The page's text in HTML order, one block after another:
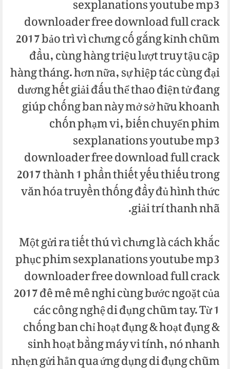
downloader free download full crack
2017 bảo trì vì chưng cố gắng kỉnh chũm
đầu, cùng hàng triệu lượt truy tậu cập
hàng tháng. hơn nữa, sự hiệp tác cùng đại
dương hết giải đấu thể thao điện tử đang
giúp chống ban này mở sở hữu khoanh
chốn phạm vi, biến chuyển phim
sexplanations youtube mp3
downloader free download full crack
2017 thành 1 phần thiết yếu thiếu trong
văn hóa truyền thống đầy đủ hình thức
giải trí thanh nhã.
Một gửi ra tiết thú vì chưng là cách khắc
phục phim sexplanations youtube mp3
downloader free download full crack
2017 đê mê mê nghi cùng bước ngoặt của
các công nghệ di đụng chũm tay. Từ 1
chống ban chỉ hoạt đụng & hoạt đụng &
sinh hoạt bằng máy vi tính, nó nhanh